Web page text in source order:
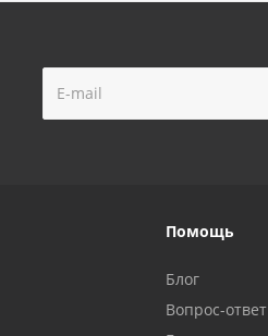
Помощь
Блог
Вопрос-ответ